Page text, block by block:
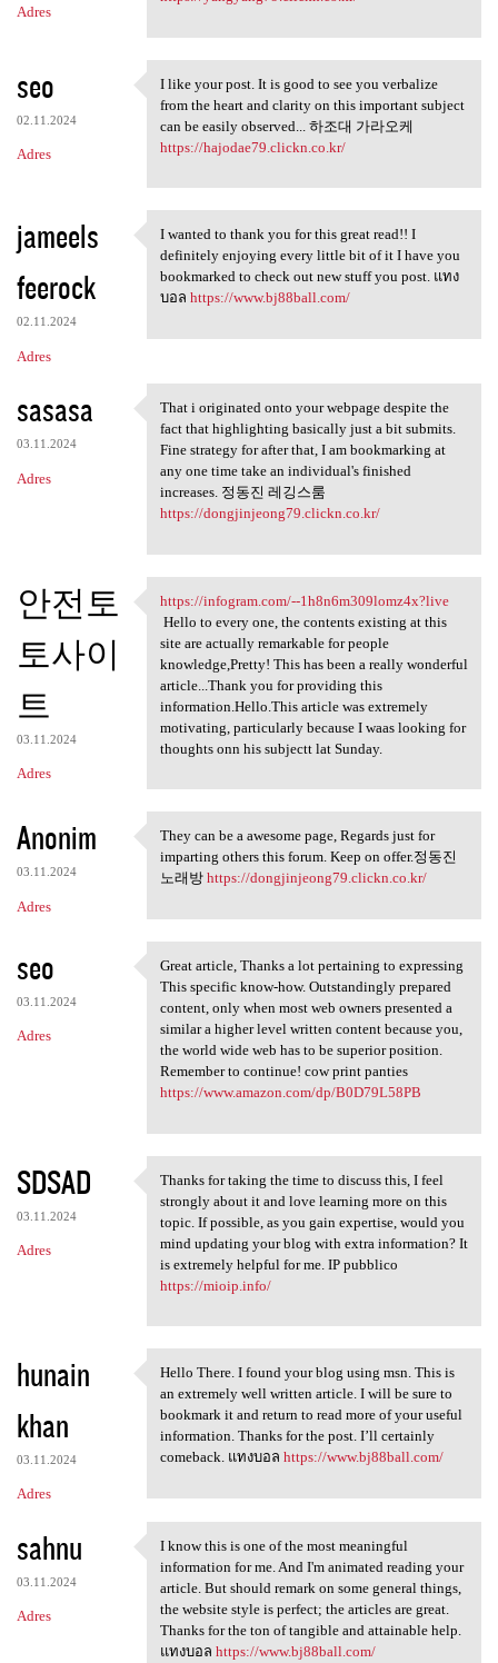
Adres
seo
02.11.2024
Adres
I like your post. It is good
I like your post. It is good to see you verbalize
from the heart and clarity on this important subject
can be easily observed... 하조대 가라오케
https://hajodae79.clickn.co.kr/
jameels
feerock
02.11.2024
Adres
I wanted to thank you for
I wanted to thank you for this great read!! I
definitely enjoying every little bit of it I have you
bookmarked to check out new stuff you post. แทง
บอล https://www.bj88ball.com/
sasasa
03.11.2024
Adres
That i originated onto your
That i originated onto your webpage despite the
fact that highlighting basically just a bit submits.
Fine strategy for after that, I am bookmarking at
any one time take an individual's finished
increases. 정동진 레깅스룸
https://dongjinjeong79.clickn.co.kr/
안전토
토사이
트
03.11.2024
Adres
https://infogram.com/-
https://infogram.com/--1h8n6m309lomz4x?live
Hello to every one, the contents existing at this
site are actually remarkable for people
knowledge,Pretty! This has been a really wonderful
article...Thank you for providing this
information.Hello.This article was extremely
motivating, particularly because I waas looking for
thoughts onn his subjectt lat Sunday.
Anonim
03.11.2024
Adres
They can be a awesome page,
They can be a awesome page, Regards just for
imparting others this forum. Keep on offer.정동진
노래방 https://dongjinjeong79.clickn.co.kr/
seo
03.11.2024
Adres
Great article, Thanks a lot
Great article, Thanks a lot pertaining to expressing
This specific know-how. Outstandingly prepared
content, only when most web owners presented a
similar a higher level written content because you,
the world wide web has to be superior position.
Remember to continue! cow print panties
https://www.amazon.com/dp/B0D79L58PB
SDSAD
03.11.2024
Adres
Thanks for taking the time to
Thanks for taking the time to discuss this, I feel
strongly about it and love learning more on this
topic. If possible, as you gain expertise, would you
mind updating your blog with extra information? It
is extremely helpful for me. IP pubblico
https://mioip.info/
hunain
khan
03.11.2024
Adres
Hello There. I found your
Hello There. I found your blog using msn. This is
an extremely well written article. I will be sure to
bookmark it and return to read more of your useful
information. Thanks for the post. I’ll certainly
comeback. แทงบอล https://www.bj88ball.com/
sahnu
03.11.2024
Adres
I know this is one of the
I know this is one of the most meaningful
information for me. And I'm animated reading your
article. But should remark on some general things,
the website style is perfect; the articles are great.
Thanks for the ton of tangible and attainable help.
แทงบอล https://www.bj88ball.com/